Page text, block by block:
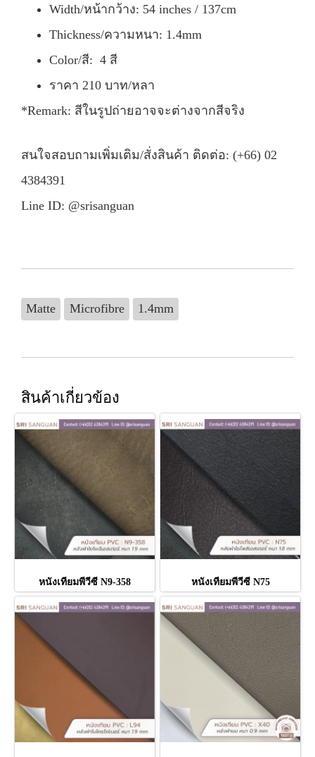
Width/หน้ากว้าง: 54 inches / 137cm
Thickness/ความหนา: 1.4mm
Color/สี: 4 สี
ราคา 210 บาท/หลา
*Remark: สีในรูปถ่ายอาจจะต่างจากสีจริง
สนใจสอบถามเพิ่มเติม/สั่งสินค้า ติดต่อ: (+66) 02
4384391
Line ID: @srisanguan
Matte Microfibre 1.4mm
สินค้าเกี่ยวข้อง
หนังเทียมพีวีซี N9-358 หนังเทียมพีวีซี N75